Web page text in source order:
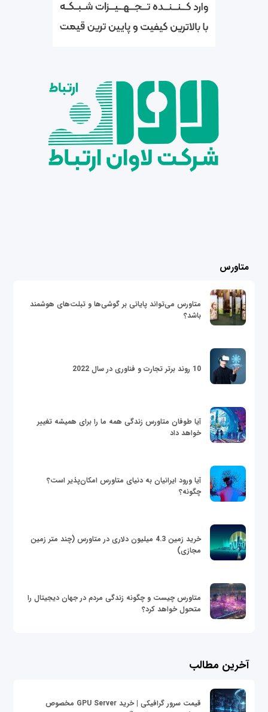
متاورس
متاورس می‌تواند پایانی بر گوشی‌ها و تبلت‌های هوشمند
باشد؟
10 روند برتر تجارت و فناوری در سال 2022
آیا طوفان متاورس زندگی همه ما را برای همیشه تغییر
خواهد داد
آیا ورود ایرانیان به دنیای متاورس امکان‌پذیر است؟
چگونه؟
خرید زمین 4.3 میلیون دلاری در متاورس (چند متر زمین
مجازی)
متاورس چیست و چگونه زندگی مردم در جهان دیجیتال را
متحول خواهد کرد؟
آخرین مطالب
قیمت سرور گرافیکی | خرید GPU Server مخصوص